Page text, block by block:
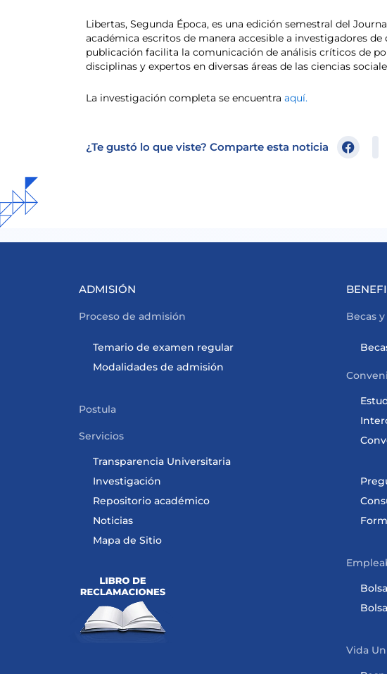
Libertas, Segunda Época, es una edición semestral del
académica escritos de manera accesible a investigadores
publicación facilita la comunicación de análisis críticos de
disciplinas y expertos en diversas áreas de las ciencias
La investigación completa se encuentra aquí.
¿Te gustó lo que viste? Comparte esta noticia
ADMISIÓN
Proceso de admisión
Temario de examen regular
Modalidades de admisión
Postula
Servicios
Transparencia Universitaria
Investigación
Repositorio académico
Noticias
Mapa de Sitio
Becas
Vida